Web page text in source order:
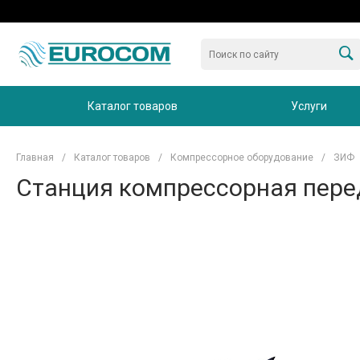
Каталог товаров Услуги
Главная / Каталог товаров / Компрессорное оборудование / ЗИФ
Станция компрессорная